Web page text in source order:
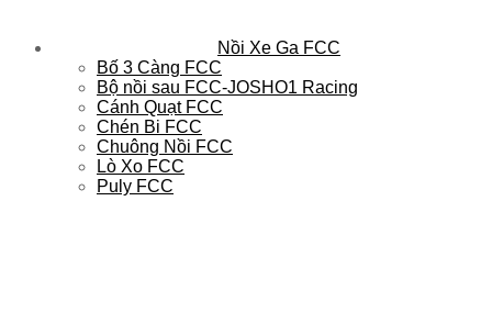
Nồi Xe Ga FCC
Bố 3 Càng FCC
Bộ nồi sau FCC-JOSHO1 Racing
Cánh Quạt FCC
Chén Bi FCC
Chuông Nồi FCC
Lò Xo FCC
Puly FCC